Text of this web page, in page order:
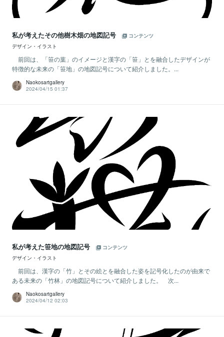
私が考えたその他樹木畑の地図記号
コンテンツ
デザイン・イラスト
前回は、「笹の葉」のイメージと漢字の「笹」とを融合したデザインが
特徴的な未来の「笹地」の地図記号について紹介しました。...
Naokosartgallery
2024/04/15 01:37
私が考えた笹地の地図記号
コンテンツ
デザイン・イラスト
前回は、漢字の「竹」とその絵とを融合した姿を記号化したのが由来で
ある未来の「竹林」の地図記号について紹介しました。 次...
Naokosartgallery
2024/04/12 02:03